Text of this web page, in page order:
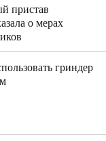
пристав
о мерах
гриндер